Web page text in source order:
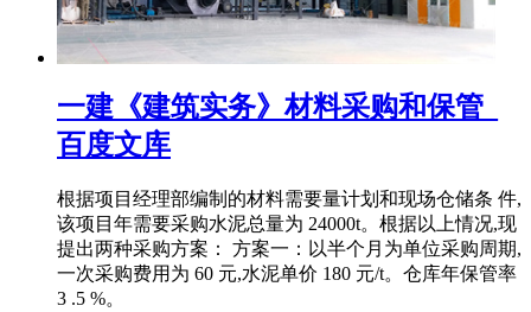
一建《建筑实务》材料采购和保管_
百度文库
根据项目经理部编制的材料需要量计划和现场仓储条 件,
该项目年需要采购水泥总量为 24000t。根据以上情况,现
提出两种采购方案： 方案一：以半个月为单位采购周期,
一次采购费用为 60 元,水泥单价 180 元/t。仓库年保管率
3 .5 %。